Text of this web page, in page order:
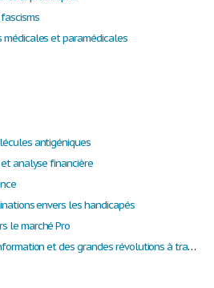
et paramédicales
antigéniques
analyse financière
envers les handicapés
le marché Pro
Différentes techniques de l’Information et des grandes révolutions à travers le temps